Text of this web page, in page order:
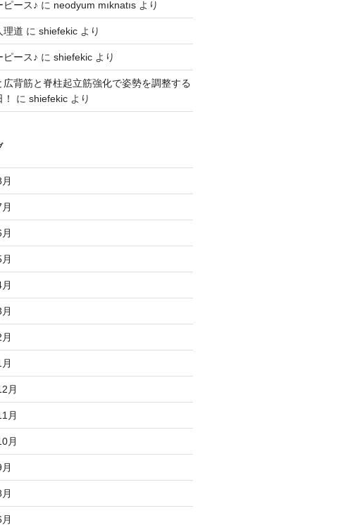
ピース♪ に neodyum mıknatısより
理道 に shiefekicより
ピース♪ に shiefekicより
広背筋と脊柱起立筋強化で姿勢を調整する
に shiefekicより
月
月
月